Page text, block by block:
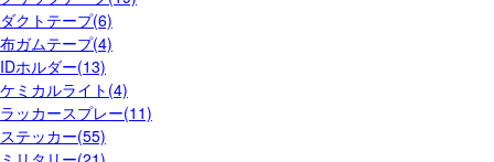
ダクトテープ(6)
布ガムテープ(4)
IDホルダー(13)
ケミカルライト(4)
ラッカースプレー(11)
ステッカー(55)